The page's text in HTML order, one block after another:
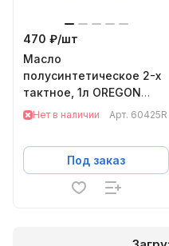
470 ₽/шт
Масло
полусинтетическое 2-х
тактное, 1л OREGON
60425R
Нет в наличии Арт. 60425R
Под заказ